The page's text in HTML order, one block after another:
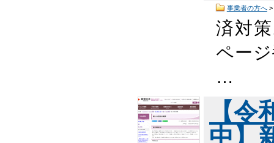
事業者の方へ>
済対
ペー
…
【
中】